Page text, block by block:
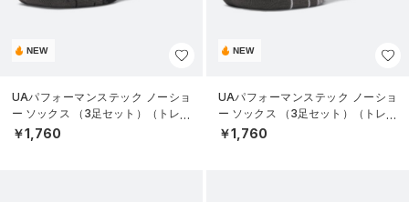
NEW
UAパフォーマンステック ノーショ
ー ソックス （3足セット）（トレー
ニング/UNISEX）
￥1,760
NEW
UAパフォーマンステック ノーショ
ー ソックス （3足セット）（トレー
ニング/UNISEX）
￥1,760